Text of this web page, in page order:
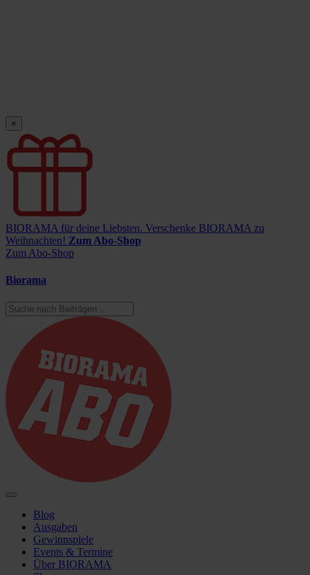
×
BIORAMA für deine Liebsten. Verschenke BIORAMA zu
Weihnachten! Zum Abo-Shop
Zum Abo-Shop
Biorama
Blog
Ausgaben
Gewinnspiele
Events & Termine
Über BIORAMA